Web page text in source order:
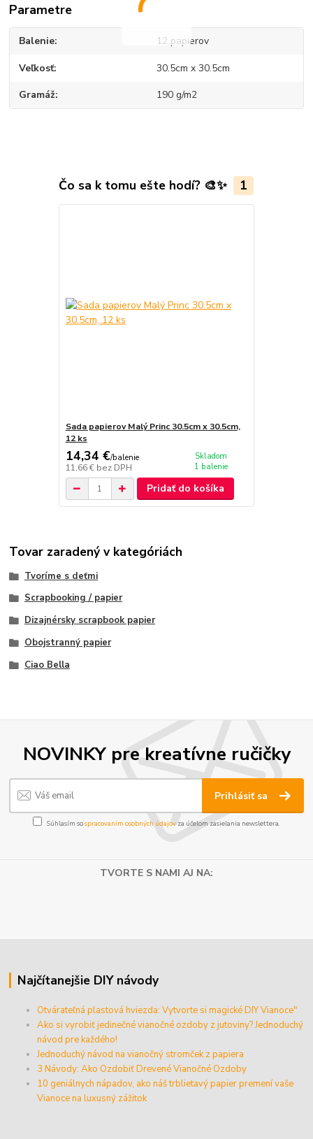
Parametre
Balenie 12 papierov
Veľkosť 30.5cm x 30.5cm
Gramáž 190 g/m2
Čo sa k tomu ešte hodí? 🎨✨ 1
Sada papierov Malý Princ 30.5cm x 30.5cm,
12 ks
14,34 €/balenie
11,66 € bez DPH
Skladom
1 balenie
Pridať do košíka
Tovar zaradený v kategóriách
Tvoríme s deťmi
Scrapbooking / papier
Dizajnérsky scrapbook papier
Obojstranný papier
Ciao Bella
NOVINKY pre kreatívne ručičky
Prihlásiť sa
Súhlasím sospracovaním osobných údajov za účelom zasielania newslettera.
TVORTE S NAMI AJ NA:
Najčítanejšie DIY návody
Otvárateľná plastová hviezda: Vytvorte si magické DIY Vianoce"
Ako si vyrobiť jedinečné vianočné ozdoby z jutoviny? Jednoduchý
návod pre každého!
Jednoduchý návod na vianočný stromček z papiera
3 Návody: Ako Ozdobiť Drevené Vianočné Ozdoby
10 geniálnych nápadov, ako náš trblietavý papier premení vaše
Vianoce na luxusný zážitok